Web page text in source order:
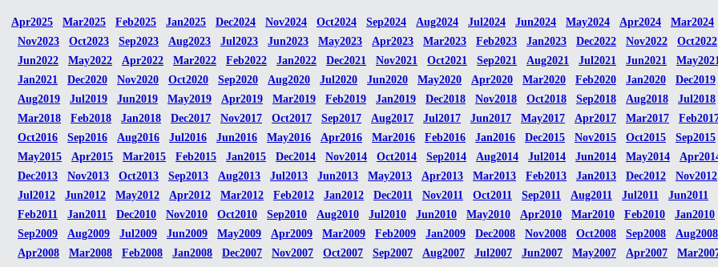
Apr2025 Mar2025 Feb2025 Jan2025 Dec2024 Nov2024 Oct2024 Sep2024 Aug2024 Jul2024 Jun2024 May2024 Apr2024 Mar2024
Nov2023
Oct2023 Sep2023 Aug2023 Jul2023 Jun2023 May2023 Apr2023 Mar2023 Feb2023 Jan2023 Dec2022 Nov2022 Oct2022
Jun2022
May2022 Apr2022 Mar2022 Feb2022 Jan2022 Dec2021 Nov2021 Oct2021 Sep2021 Aug2021 Jul2021 Jun2021 May2021
Jan2021
Dec2020 Nov2020 Oct2020 Sep2020 Aug2020 Jul2020 Jun2020 May2020 Apr2020 Mar2020 Feb2020 Jan2020 Dec2019
Aug2019
Jul2019 Jun2019 May2019 Apr2019 Mar2019 Feb2019 Jan2019 Dec2018 Nov2018 Oct2018 Sep2018 Aug2018 Jul2018
Mar2018
Feb2018 Jan2018 Dec2017 Nov2017 Oct2017 Sep2017 Aug2017 Jul2017 Jun2017 May2017 Apr2017 Mar2017
Oct2016
Sep2016 Aug2016 Jul2016 Jun2016 May2016 Apr2016 Mar2016 Feb2016 Jan2016 Dec2015 Nov2015 Oct2015 Sep2015
May2015
Apr2015 Mar2015 Feb2015 Jan2015 Dec2014 Nov2014 Oct2014 Sep2014 Aug2014 Jul2014 Jun2014 May2014
Dec2013
Nov2013 Oct2013 Sep2013 Aug2013 Jul2013 Jun2013 May2013 Apr2013 Mar2013 Feb2013 Jan2013 Dec2012 Nov2012
Jul2012
Jun2012 May2012 Apr2012 Mar2012 Feb2012 Jan2012 Dec2011 Nov2011 Oct2011 Sep2011 Aug2011 Jul2011 Jun2011
Feb2011
Jan2011 Dec2010 Nov2010 Oct2010 Sep2010 Aug2010 Jul2010 Jun2010 May2010 Apr2010 Mar2010 Feb2010 Jan2010
Sep2009
Aug2009 Jul2009 Jun2009 May2009 Apr2009 Mar2009 Feb2009 Jan2009 Dec2008 Nov2008 Oct2008 Sep2008 Aug2008
Apr2008
Mar2008 Feb2008 Jan2008 Dec2007 Nov2007 Oct2007 Sep2007 Aug2007 Jul2007 Jun2007 May2007 Apr2007